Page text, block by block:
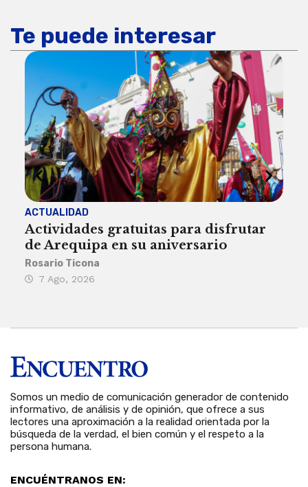
Te puede interesar
ACTUALIDAD
Actividades gratuitas para disfrutar
de Arequipa en su aniversario
Rosario Ticona
7 Ago, 2026
Somos un medio de comunicación generador de contenido
informativo, de análisis y de opinión, que ofrece a sus
lectores una aproximación a la realidad orientada por la
búsqueda de la verdad, el bien común y el respeto a la
persona humana.
ENCUÉNTRANOS EN: